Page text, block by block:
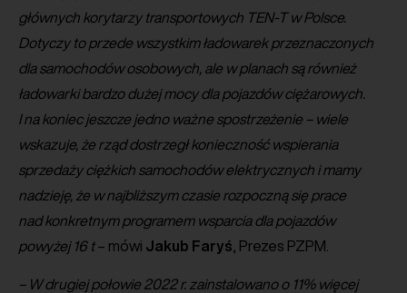
głównych korytarzy transportowych TEN-T w Polsce.
Dotyczy to przede wszystkim ładowarek przeznaczonych
dla samochodów osobowych, ale w planach są również
ładowarki bardzo dużej mocy dla pojazdów ciężarowych.
I na koniec jeszcze jedno ważne spostrzeżenie – wiele
wskazuje, że rząd dostrzegł konieczność wspierania
sprzedaży ciężkich samochodów elektrycznych i mamy
nadzieję, że w najbliższym czasie rozpoczną się prace
nad konkretnym programem wsparcia dla pojazdów
powyżej 16 t– mówi Jakub Faryś , Prezes PZPM.
– W drugiej połowie 2022 r. zainstalowano o 11% więcej